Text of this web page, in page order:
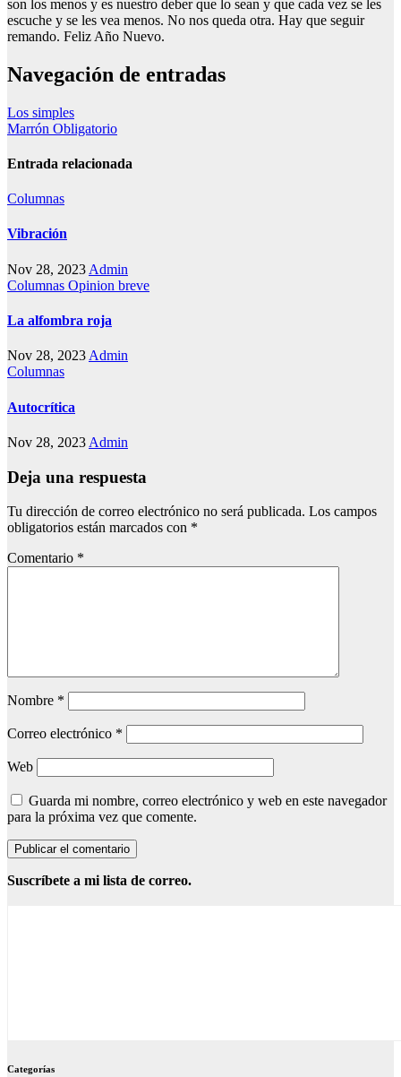
son los menos y es nuestro deber que lo sean y que cada vez se les
escuche y se les vea menos. No nos queda otra. Hay que seguir
remando. Feliz Año Nuevo.
Navegación de entradas
Los simples
Marrón Obligatorio
Entrada relacionada
Columnas
Vibración
Nov 28, 2023 Admin
Columnas Opinion breve
La alfombra roja
Nov 28, 2023 Admin
Columnas
Autocrítica
Nov 28, 2023 Admin
Deja una respuesta
Tu dirección de correo electrónico no será publicada. Los campos
obligatorios están marcados con *
Comentario *
Nombre *
Correo electrónico *
Web
Guarda mi nombre, correo electrónico y web en este navegador
para la próxima vez que comente.
Suscríbete a mi lista de correo.
Categorías